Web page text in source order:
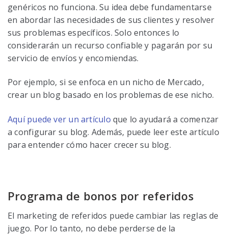
genéricos no funciona. Su idea debe fundamentarse
en abordar las necesidades de sus clientes y resolver
sus problemas específicos. Solo entonces lo
considerarán un recurso confiable y pagarán por su
servicio de envíos y encomiendas.
Por ejemplo, si se enfoca en un nicho de Mercado,
crear un blog basado en los problemas de ese nicho.
Aquí puede ver un artículo que lo ayudará a comenzar
a configurar su blog. Además, puede leer este artículo
para entender cómo hacer crecer su blog.
Programa de bonos por referidos
El marketing de referidos puede cambiar las reglas de
juego. Por lo tanto, no debe perderse de la